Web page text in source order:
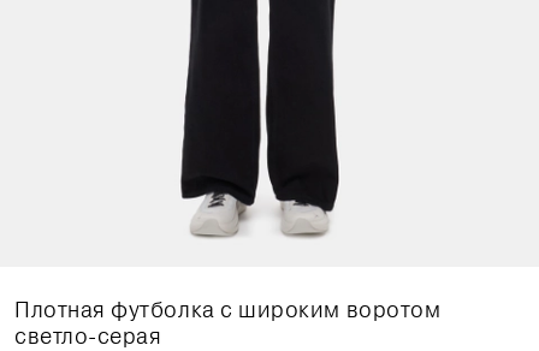
Плотная футболка с широким воротом
светло-серая